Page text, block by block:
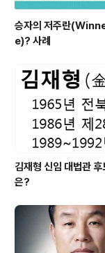
승자의 저주란
e)? 사례
김재형 신임 대법관
은?